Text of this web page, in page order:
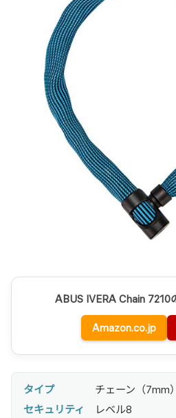
ABUS IVERA Chain 7210
Amazon.co.jp
タイプ
チェーン（7mm）
セキュリティ
レベル8